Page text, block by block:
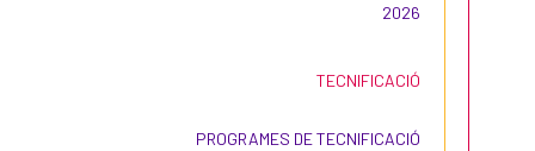
2026
TECNIFICACIÓ
PROGRAMES DE TECNIFICACIÓ